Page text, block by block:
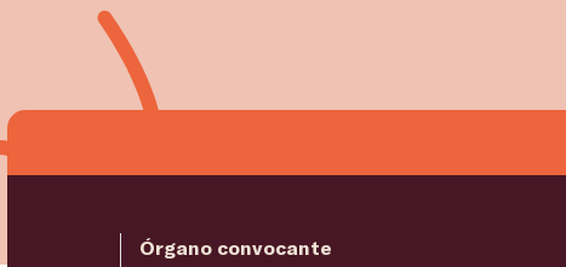
Órgano convocante